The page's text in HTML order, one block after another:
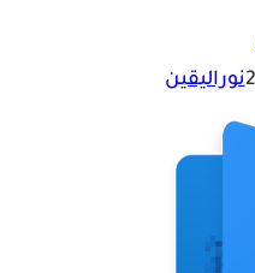
نوراليقين